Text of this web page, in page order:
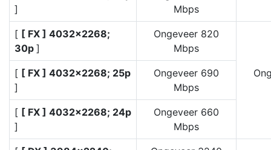
]
Mbps
[ [ FX ] 4032×2268;
30p ]
Ongeveer 820
Mbps
[ [ FX ] 4032×2268; 25p
]
Ongeveer 690
Mbps
[ [ FX ] 4032×2268; 24p
]
Ongeveer 660
Mbps